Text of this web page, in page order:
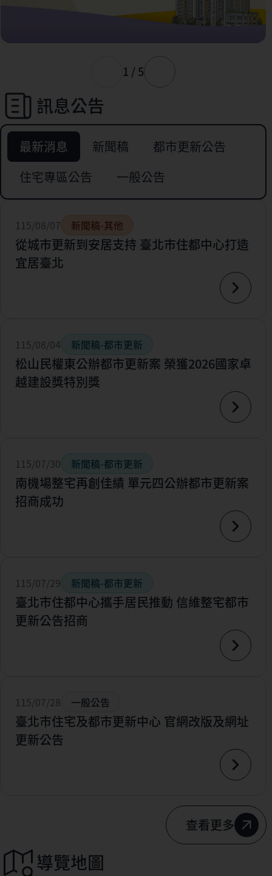
1 / 5
訊息公告
最新消息 新聞稿
都市更新公告
住宅專區公告
一般公告
115/08/07 新聞稿-其他
從城市更新到安居支持 臺北市住都中心打造
宜居臺北
115/08/04 新聞稿-都市更新
松山民權東公辦都市更新案 榮獲2026國家卓
越建設獎特別獎
115/07/30 新聞稿-都市更新
南機場整宅再創佳績 單元四公辦都市更新案
招商成功
115/07/29 新聞稿-都市更新
臺北市住都中心攜手居民推動 信維整宅都市
更新公告招商
115/07/28 一般公告
臺北市住宅及都市更新中心 官網改版及網址
更新公告
查看更多
導覽地圖